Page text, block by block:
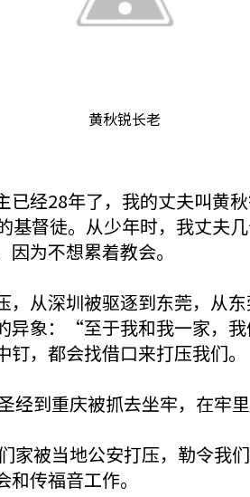
黄秋锐长老
经28年了，我的丈夫叫黄
督徒。从少年时，我丈夫
为不想累着教会。
，从深圳被驱逐到东莞，从
象：“至于我和我一家，
，都会找借口来打压我们。
到重庆被抓去坐牢，在牢
家被当地公安打压，勒令我
传福音工作。